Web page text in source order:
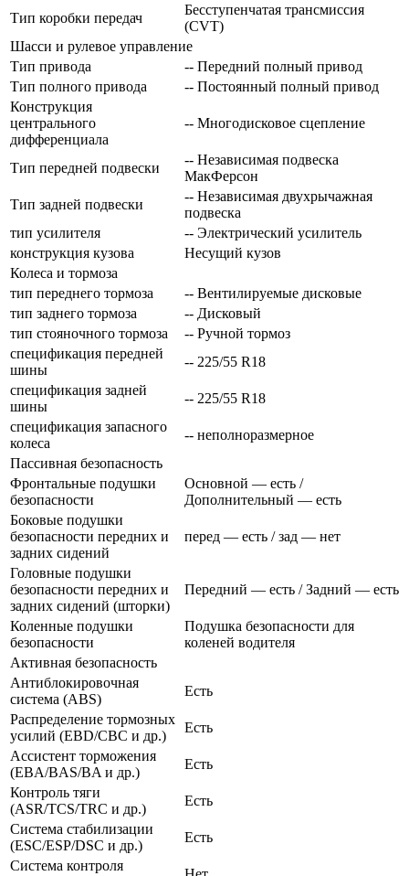
Тип коробки передач
Бесступенчатая трансмиссия
(CVT)
Шасси и рулевое управление
Тип привода
-- Передний полный привод
Тип полного привода
-- Постоянный полный привод
Конструкция
центрального
дифференциала
-- Многодисковое сцепление
Тип передней подвески
-- Независимая подвеска
МакФерсон
Тип задней подвески
-- Независимая двухрычажная
подвеска
тип усилителя
-- Электрический усилитель
конструкция кузова
Несущий кузов
Колеса и тормоза
тип переднего тормоза
-- Вентилируемые дисковые
тип заднего тормоза
-- Дисковый
тип стояночного тормоза
-- Ручной тормоз
спецификация передней
шины
-- 225/55 R18
спецификация задней
шины
-- 225/55 R18
спецификация запасного
колеса
-- неполноразмерное
Пассивная безопасность
Фронтальные подушки
безопасности
Основной — есть /
Дополнительный — есть
Боковые подушки
безопасности передних и
задних сидений
перед — есть / зад — нет
Головные подушки
безопасности передних и
задних сидений (шторки)
Передний — есть / Задний — есть
Коленные подушки
безопасности
Подушка безопасности для
коленей водителя
Активная безопасность
Антиблокировочная
система (ABS)
Есть
Распределение тормозных
усилий (EBD/CBC и др.)
Есть
Ассистент торможения
(EBA/BAS/BA и др.)
Есть
Контроль тяги
(ASR/TCS/TRC и др.)
Есть
Система стабилизации
(ESC/ESP/DSC и др.)
Есть
Система контроля